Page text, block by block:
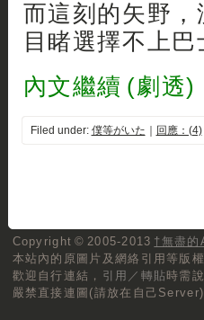
而這刻的矢野
目睹選擇不上
內文繼續 (劇透)
Filed under: 僕等がいた 回應：(4)
Copyright © 2005-2013 †無盡的
本站內的原圖片及網絡引用等版
歡迎自行連結， 引用／轉貼時需
嚴禁直接連圖(請放在自己